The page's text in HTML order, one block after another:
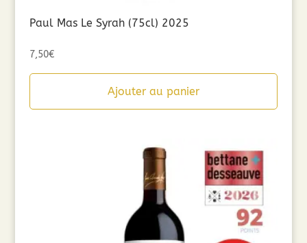
Paul Mas Le Syrah (75cl) 2025
7,50€
Ajouter au panier